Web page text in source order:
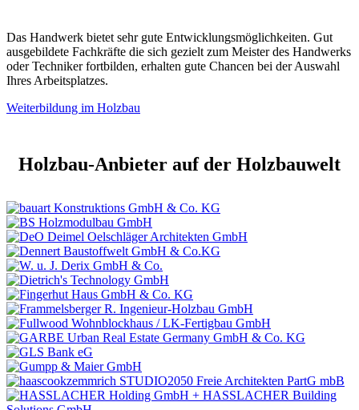
Das Handwerk bietet sehr gute Entwicklungsmöglichkeiten. Gut
ausgebildete Fachkräfte die sich gezielt zum Meister des Handwerks
oder Techniker fortbilden, erhalten gute Chancen bei der Auswahl
Ihres Arbeitsplatzes.
Weiterbildung im Holzbau
Holzbau-Anbieter auf der Holzbauwelt